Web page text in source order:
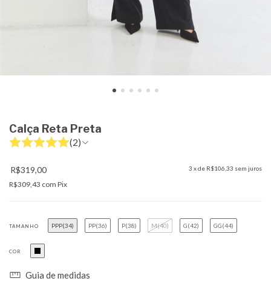
Calça Reta Preta
(2)
R$319,00 3 x de R$106,33 sem juros
R$309,43 com Pix
TAMANHO PPP(34) PP(36) P(38) M(40) G(42) GG(44)
COR
Guia de medidas